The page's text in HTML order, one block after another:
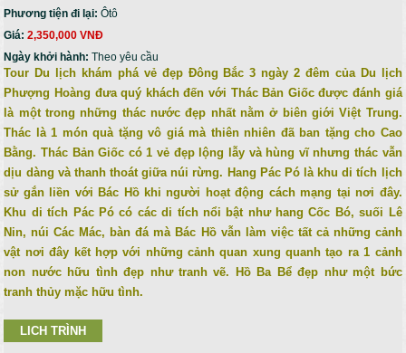
Phương tiện đi lại:Ôtô
Giá:2,350,000 VNĐ
Ngày khởi hành:Theo yêu cầu
Tour Du lịch khám phá vẻ đẹp Đông Bắc 3 ngày 2 đêm của Du lịch
Phượng Hoàng đưa quý khách đến với Thác Bản Giốc được đánh giá
là một trong những thác nước đẹp nhất nằm ở biên giới Việt Trung.
Thác là 1 món quà tặng vô giá mà thiên nhiên đã ban tặng cho Cao
Bằng. Thác Bản Giốc có 1 vẻ đẹp lộng lẫy và hùng vĩ nhưng thác vẫn
dịu dàng và thanh thoát giữa núi rừng. Hang Pác Pó là khu di tích lịch
sử gắn liền với Bác Hồ khi người hoạt động cách mạng tại nơi đây.
Khu di tích Pác Pó có các di tích nổi bật như hang Cốc Bó, suối Lê
Nin, núi Các Mác, bàn đá mà Bác Hồ vẫn làm việc tất cả những cảnh
vật nơi đây kết hợp với những cảnh quan xung quanh tạo ra 1 cảnh
non nước hữu tình đẹp như tranh vẽ. Hồ Ba Bể đẹp như một bức
tranh thủy mặc hữu tình.
LICH TRÌNH